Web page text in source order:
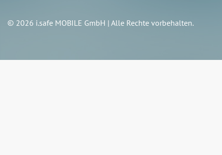
© 2026 i.safe MOBILE GmbH | Alle Rechte vorbehalten.